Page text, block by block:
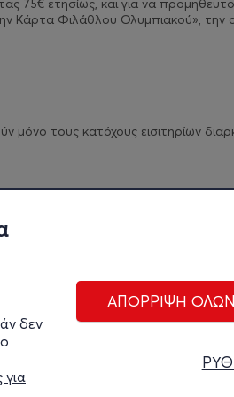
δεν
για
ΑΠΟΡΡΙΨΗ ΟΛΩΝ
75€ ετησίως, και για να
Κάρτα Φιλάθλου Ολυμπιακού», την
τους κατόχους εισιτηρίων